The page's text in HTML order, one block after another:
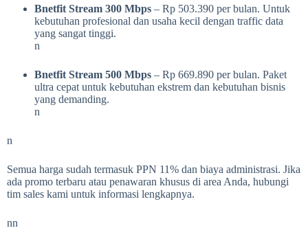
Bnetfit Stream 300 Mbps – Rp 503.390 per bulan. Untuk
kebutuhan profesional dan usaha kecil dengan traffic data
yang sangat tinggi.
n
Bnetfit Stream 500 Mbps – Rp 669.890 per bulan. Paket
ultra cepat untuk kebutuhan ekstrem dan kebutuhan bisnis
yang demanding.
n
n
Semua harga sudah termasuk PPN 11% dan biaya administrasi. Jika
ada promo terbaru atau penawaran khusus di area Anda, hubungi
tim sales kami untuk informasi lengkapnya.
nn